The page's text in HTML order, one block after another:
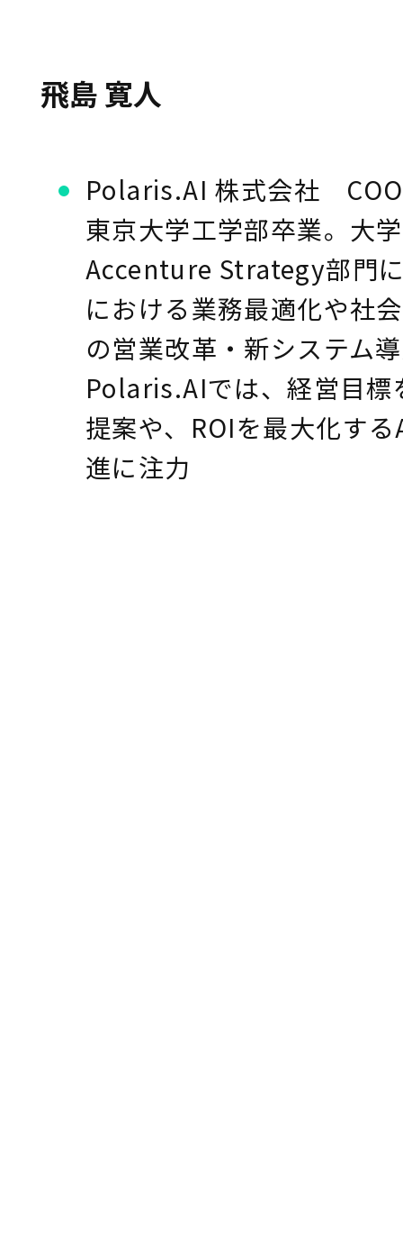
飛島 寛人
Polaris.AI 株式会社 COO
東京大学工学部卒業。大
Accenture Strategy部門
における業務最適化や社
の営業改革・新システム
Polaris.AIでは、経営目標
提案や、ROIを最大化す
進に注力